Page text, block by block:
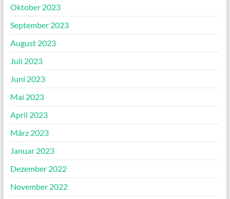
Oktober 2023
September 2023
August 2023
Juli 2023
Juni 2023
Mai 2023
April 2023
März 2023
Januar 2023
Dezember 2022
November 2022